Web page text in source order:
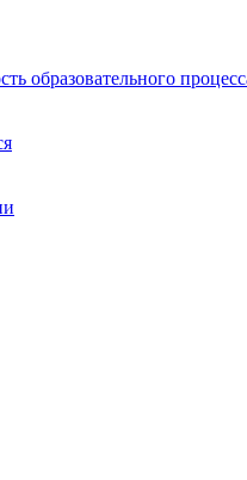
образовательного